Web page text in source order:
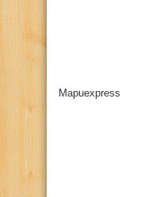
Mapuexpress